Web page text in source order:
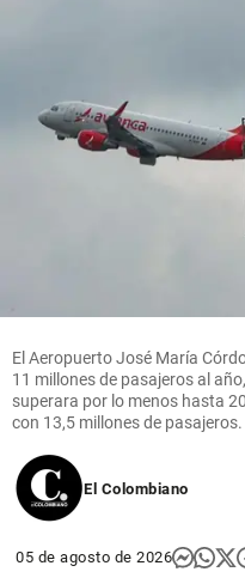
El Aeropuerto José María
11 millones de pasajeros al
superara por lo menos hasta
con 13,5 millones de
El Colombiano
05 de agosto de 2026